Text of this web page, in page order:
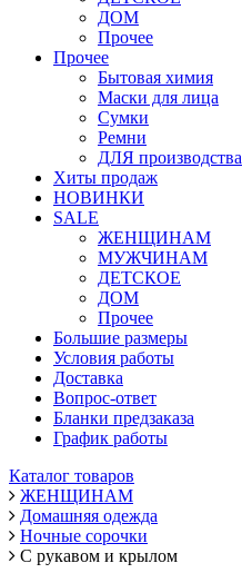
ДОМ
Прочее
Прочее
Бытовая химия
Маски для лица
Сумки
Ремни
ДЛЯ производства
Хиты продаж
НОВИНКИ
SALE
ЖЕНЩИНАМ
МУЖЧИНАМ
ДЕТСКОЕ
ДОМ
Прочее
Большие размеры
Условия работы
Доставка
Вопрос-ответ
Бланки предзаказа
График работы
Каталог товаров
ЖЕНЩИНАМ
Домашняя одежда
Ночные сорочки
С рукавом и крылом